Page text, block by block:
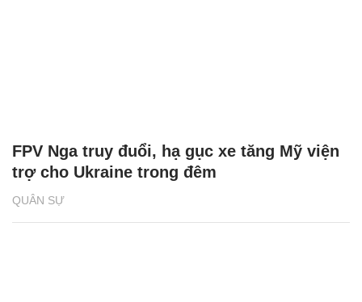
QUÂN SỰ
FPV Nga truy đuổi, hạ gục xe tăng Mỹ viện
trợ cho Ukraine trong đêm